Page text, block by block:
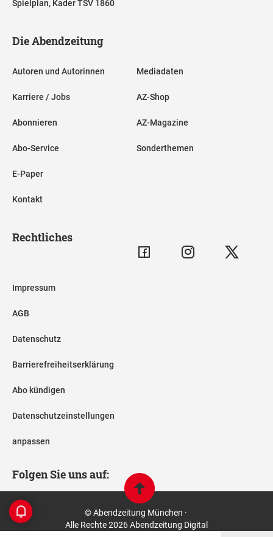
Spielplan, Kader TSV 1860
Die Abendzeitung
Autoren und Autorinnen
Karriere / Jobs
Abonnieren
Abo-Service
E-Paper
Kontakt
Mediadaten
AZ-Shop
AZ-Magazine
Sonderthemen
Rechtliches
Impressum
AGB
Datenschutz
Barrierefreiheitserklärung
Abo kündigen
Datenschutzeinstellungen
anpassen
Folgen Sie uns auf:
© Abendzeitung München ·
Alle Rechte 2026 Abendzeitung Digital